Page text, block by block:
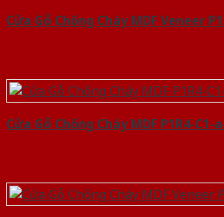
Cửa Gỗ Chống Cháy MDF Veneer
Cửa Gỗ Chống Cháy MDF P1R4-C1-